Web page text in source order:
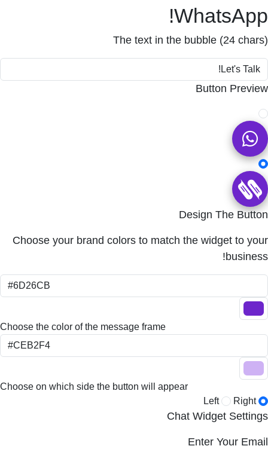
WhatsApp!
The text in the bubble (24 chars)
Button Preview
Design The Button
Choose your brand colors to match the widget to your
business!
Choose the color of the message frame
Choose on which side the button will appear
Left
Right
Chat Widget Settings
Enter Your Email